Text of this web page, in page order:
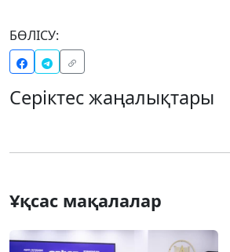
БӨЛІСУ:
Серіктес жаңалықтары
Ұқсас мақалалар